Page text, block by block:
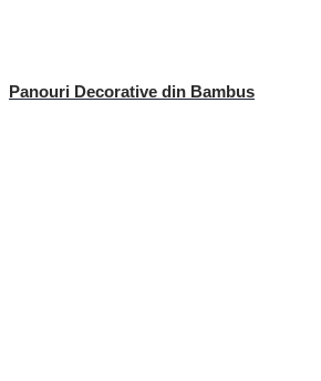
Panouri Decorative din Bambus